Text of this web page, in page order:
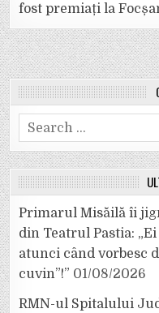
fost premiați la
Search
for:
Primarul Misăilă îi
din Teatrul Pastia:
atunci când vorbesc
cuvin”!” 01/08/2026
RMN-ul Spitalului